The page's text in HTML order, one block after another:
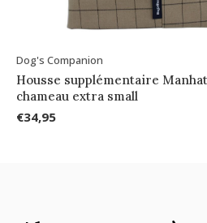
Dog's Companion
Housse supplémentaire
chameau extra small
€34,95